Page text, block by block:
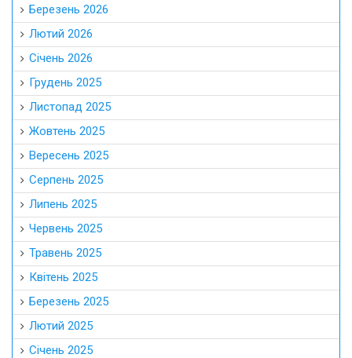
Березень 2026
Лютий 2026
Січень 2026
Грудень 2025
Листопад 2025
Жовтень 2025
Вересень 2025
Серпень 2025
Липень 2025
Червень 2025
Травень 2025
Квітень 2025
Березень 2025
Лютий 2025
Січень 2025